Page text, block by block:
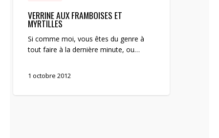
VERRINE AUX FRAMBOISES ET
MYRTILLES
Si comme moi, vous êtes du genre à
tout faire à la dernière minute, ou…
1 octobre 2012